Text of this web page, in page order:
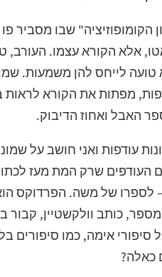
הקומופוזיציה" שבו
אלא הקורא עצמו. העורב,
לייחס להן משמעות.
מפתות את הקורא
האבל ואחוז הדיבוק.
עודפות ואני חושב על
העודפים שרק המת מעז
לספרו של משה. הפרדוקס
כותב וולקשטיין, קבור
אימה, כמו סיפורים
כאלה?